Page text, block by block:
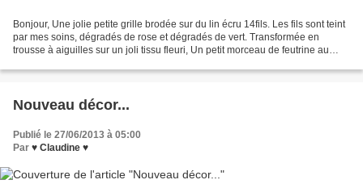
Bonjour, Une jolie petite grille brodée sur du lin écru 14fils. Les fils sont teint
par mes soins, dégradés de rose et dégradés de vert. Transformée en
trousse à aiguilles sur un joli tissu fleuri, Un petit morceau de feutrine au
Nouveau décor...
Publié le 27/06/2013 à 05:00
Par ♥ Claudine ♥